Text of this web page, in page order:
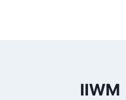
IIWM